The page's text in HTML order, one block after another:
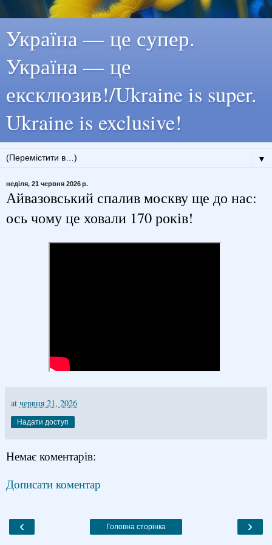
Україна — це супер.
Україна — це
ексклюзив!/Ukraine is super.
Ukraine is exclusive!
▼
неділя, 21 червня 2026 р.
Айвазовський спалив москву ще до нас:
ось чому це ховали 170 років!
at червня 21, 2026
Надати доступ
Немає коментарів:
Дописати коментар
‹ ›
Головна сторінка